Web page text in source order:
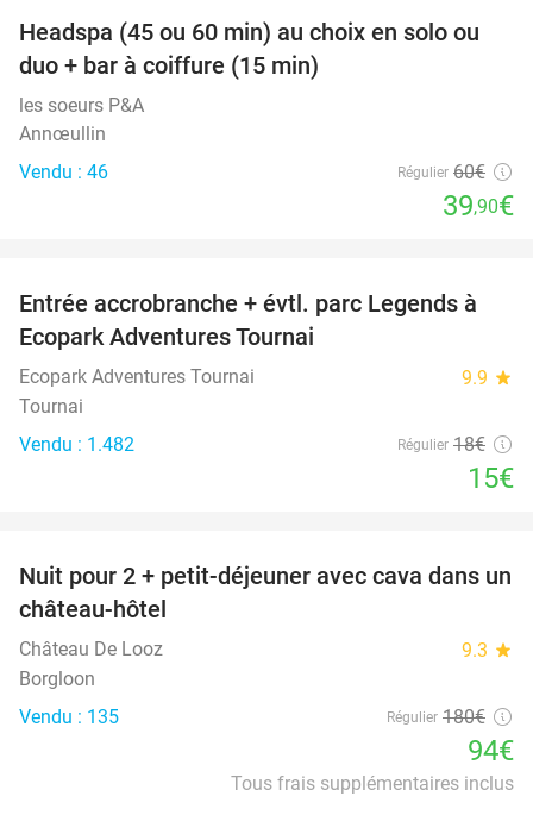
34%
Headspa (45 ou 60 min) au choix en solo ou
duo + bar à coiffure (15 min)
les soeurs P&A
Annœullin
Vendu : 46
Régulier 60€
39,90€
17%
Entrée accrobranche + évtl. parc Legends à
Ecopark Adventures Tournai
Ecopark Adventures Tournai 9.9 star
Tournai
Vendu : 1.482
Régulier 18€
15€
48%
Nuit pour 2 + petit-déjeuner avec cava dans un
château-hôtel
Château De Looz 9.3 star
Borgloon
Vendu : 135
Régulier 180€
94€
Tous frais supplémentaires inclus